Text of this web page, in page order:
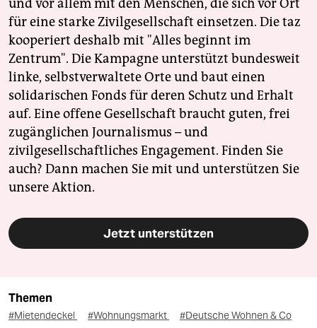
und vor allem mit den Menschen, die sich vor Ort
für eine starke Zivilgesellschaft einsetzen. Die taz
kooperiert deshalb mit "Alles beginnt im
Zentrum". Die Kampagne unterstützt bundesweit
linke, selbstverwaltete Orte und baut einen
solidarischen Fonds für deren Schutz und Erhalt
auf. Eine offene Gesellschaft braucht guten, frei
zugänglichen Journalismus – und
zivilgesellschaftliches Engagement. Finden Sie
auch? Dann machen Sie mit und unterstützen Sie
unsere Aktion.
Jetzt unterstützen
Themen
#Mietendeckel #Wohnungsmarkt
#Deutsche Wohnen & Co